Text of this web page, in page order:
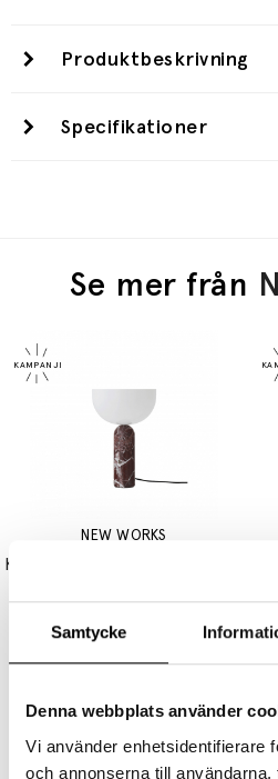
Samtycke
Denna webbplats använder
Vi använder enhetsidentifierare
och annonserna till
Produktbeskrivning
Specifikationer
Se mer från
NEW WORKS